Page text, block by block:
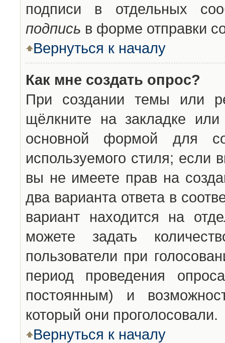
подписи в отдельных
подпись в форме отправки
Вернуться к началу
Как мне создать опрос?
При создании темы или
щёлкните на закладке
основной формой для
используемого стиля; если
вы не имеете прав на
два варианта ответа в
вариант находится на
можете задать
пользователи при
период проведения
постоянным) и
который они проголосовали.
Вернуться к началу